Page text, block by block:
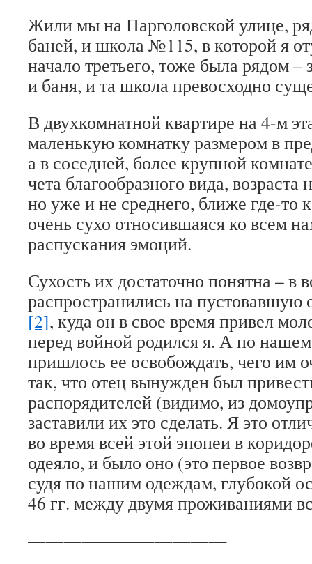
Жили мы на Парголовской улице,
баней, и школа №115, в которой я
начало третьего, тоже была рядом
и баня, и та школа превосходно
В двухкомнатной квартире на 4-м
маленькую комнатку размером в
а в соседней, более крупной
чета благообразного вида, возраста
но уже и не среднего, ближе где-то
очень сухо относившаяся ко всем
распускания эмоций.
Сухость их достаточно понятна – в
распространились на пустовавшую
[2], куда он в свое время привел
перед войной родился я. А по
пришлось ее освобождать, чего им
так, что отец вынужден был
распорядителей (видимо, из
заставили их это сделать. Я это
во время всей этой эпопеи в
одеяло, и было оно (это первое
судя по нашим одеждам, глубокой
46 гг. между двумя проживаниями
———————————